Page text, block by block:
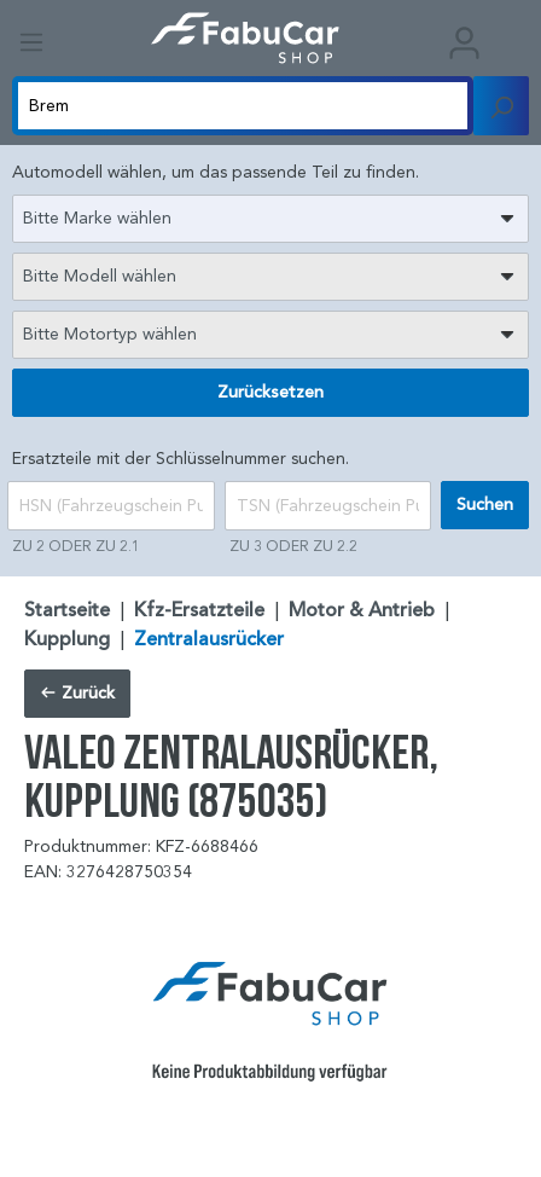
Automodell wählen, um das passende Teil zu finden.
Bitte Marke wählen
Bitte Modell wählen
Bitte Motortyp wählen
Zurücksetzen
Ersatzteile mit der Schlüsselnummer suchen.
ZU 2 ODER ZU 2.1 ZU 3 ODER ZU 2.2
Suchen
Startseite | Kfz-Ersatzteile | Motor & Antrieb |
Kupplung | Zentralausrücker
Zurück
VALEO Zentralausrücker,
Kupplung (875035)
Produktnummer: KFZ-6688466
EAN: 3276428750354